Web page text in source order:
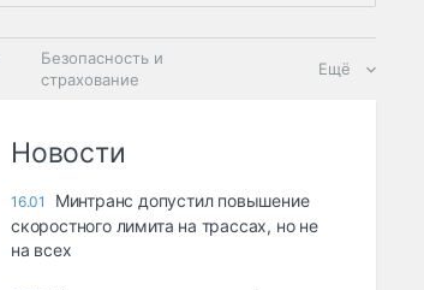
Безопасность и
страхование
Ещё
Новости
16.01
Минтранс допустил повышение
скоростного лимита на трассах, но не
на всех